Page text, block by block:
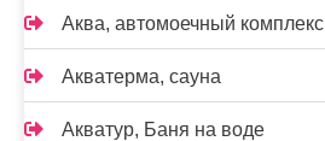
Аква, автомоечный комплекс
Акватерма, сауна
Акватур, Баня на воде